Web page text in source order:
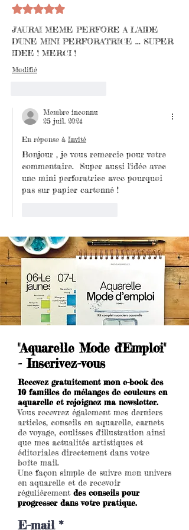
Noté 5 étoiles sur 5.
J'AURAI MEME PERFORE A L'AIDE
D'UNE MINI PERFORATRICE ... SUPER
IDEE ! MERCI !
Modifié
Membre inconnu
25 juil. 2024
En réponse à Invité
Bonjour , je vous remercie pour votre
commentaire.  Super aussi l'idée avec
une mini perforatrice avec pourquoi
pas sur papier cartonné !
"Aquarelle Mode d'Emploi"
- Inscrivez-vous
Recevez gratuitement mon e-book des
10 familles de mélanges de couleurs en
aquarelle et rejoignez ma newsletter.
Vous recevrez également mes derniers
articles, conseils en aquarelle, carnets
de voyage, coulisses d'illustration ainsi
que mes actualités artistiques et
éditoriales directement dans votre
boîte mail.
Une façon simple de suivre mon univers
en aquarelle et de recevoir
régulièrement des conseils pour
progresser dans votre pratique.
E-mail